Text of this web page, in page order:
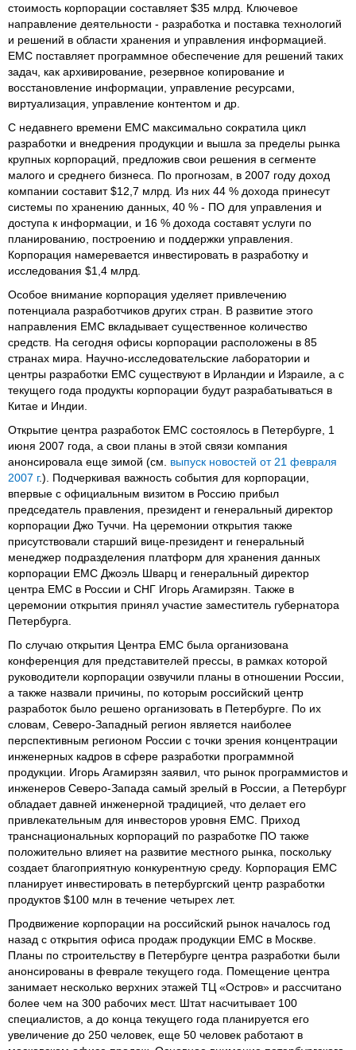
стоимость корпорации составляет $35 млрд. Ключевое
направление деятельности - разработка и поставка технологий
и решений в области хранения и управления информацией.
EMC поставляет программное обеспечение для решений таких
задач, как архивирование, резервное копирование и
восстановление информации, управление ресурсами,
виртуализация, управление контентом и др.
С недавнего времени EMC максимально сократила цикл
разработки и внедрения продукции и вышла за пределы рынка
крупных корпораций, предложив свои решения в сегменте
малого и среднего бизнеса. По прогнозам, в 2007 году доход
компании составит $12,7 млрд. Из них 44 % дохода принесут
системы по хранению данных, 40 % - ПО для управления и
доступа к информации, и 16 % дохода составят услуги по
планированию, построению и поддержки управления.
Корпорация намеревается инвестировать в разработку и
исследования $1,4 млрд.
Особое внимание корпорация уделяет привлечению
потенциала разработчиков других стран. В развитие этого
направления EMC вкладывает существенное количество
средств. На сегодня офисы корпорации расположены в 85
странах мира. Научно-исследовательские лаборатории и
центры разработки EMC существуют в Ирландии и Израиле, а с
текущего года продукты корпорации будут разрабатываться в
Китае и Индии.
Открытие центра разработок EMC состоялось в Петербурге, 1
июня 2007 года, а свои планы в этой связи компания
анонсировала еще зимой (см. выпуск новостей от 21 февраля
2007 г.). Подчеркивая важность события для корпорации,
впервые с официальным визитом в Россию прибыл
председатель правления, президент и генеральный директор
корпорации Джо Туччи. На церемонии открытия также
присутствовали старший вице-президент и генеральный
менеджер подразделения платформ для хранения данных
корпорации EMC Джоэль Шварц и генеральный директор
центра EMC в России и СНГ Игорь Агамирзян. Также в
церемонии открытия принял участие заместитель губернатора
Петербурга.
По случаю открытия Центра EMC была организована
конференция для представителей прессы, в рамках которой
руководители корпорации озвучили планы в отношении России,
а также назвали причины, по которым российский центр
разработок было решено организовать в Петербурге. По их
словам, Северо-Западный регион является наиболее
перспективным регионом России с точки зрения концентрации
инженерных кадров в сфере разработки программной
продукции. Игорь Агамирзян заявил, что рынок программистов и
инженеров Северо-Запада самый зрелый в России, а Петербург
обладает давней инженерной традицией, что делает его
привлекательным для инвесторов уровня EMC. Приход
транснациональных корпораций по разработке ПО также
положительно влияет на развитие местного рынка, поскольку
создает благоприятную конкурентную среду. Корпорация EMC
планирует инвестировать в петербургский центр разработки
продуктов $100 млн в течение четырех лет.
Продвижение корпорации на российский рынок началось год
назад с открытия офиса продаж продукции EMC в Москве.
Планы по строительству в Петербурге центра разработки были
анонсированы в феврале текущего года. Помещение центра
занимает несколько верхних этажей ТЦ «Остров» и рассчитано
более чем на 300 рабочих мест. Штат насчитывает 100
специалистов, а до конца текущего года планируется его
увеличение до 250 человек, еще 50 человек работают в